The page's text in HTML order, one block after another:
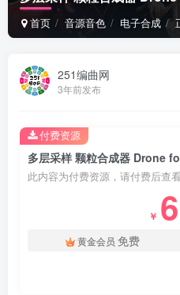
首页 音源音色 电子合成
251编曲网
3年前发布
多层采样 颗粒合成器 Drone
此内容为付费资源，请付费后查
￥
黄金会员 免费
付费资源